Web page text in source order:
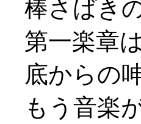
棒さばき
第一楽章
底からの
もう音楽